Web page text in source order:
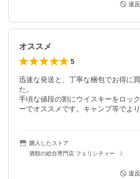
違
オススメ
5
迅速な発送と、丁寧な梱包でお得に
た。
手頃な値段の割にウイスキーをロッ
ーでオススメです。キャンプ等でよ
購入したストア
酒類の総合専門店 フェリシティー
違